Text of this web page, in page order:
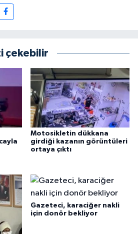
çekebilir
Motosikletin dükkana
girdiği kazanın görüntüleri
ortaya çıktı
Gazeteci, karaciğer nakli
için donör bekliyor